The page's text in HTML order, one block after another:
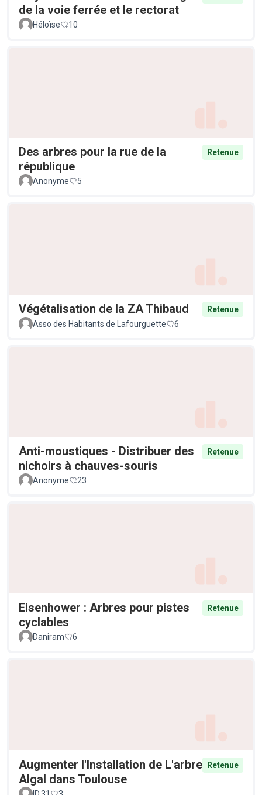
de la voie ferrée et le rectorat
Héloïse 10
Des arbres pour la rue de la
république
Retenue
Anonyme 5
Végétalisation de la ZA Thibaud
Retenue
Asso des Habitants de Lafourguette
6
Anti-moustiques - Distribuer des
nichoirs à chauves-souris
Retenue
Anonyme 23
Eisenhower : Arbres pour pistes
cyclables
Retenue
Daniram 6
Augmenter l'Installation de L'arbre
Algal dans Toulouse
Retenue